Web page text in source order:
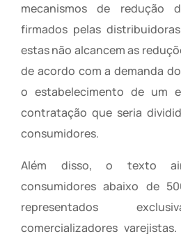
mecanismos de redução
firmados pelas
estas não alcancem as
de acordo com a demanda
o estabelecimento de um
contratação que seria
consumidores.
Além disso, o texto
consumidores abaixo de
representados
comercializadores